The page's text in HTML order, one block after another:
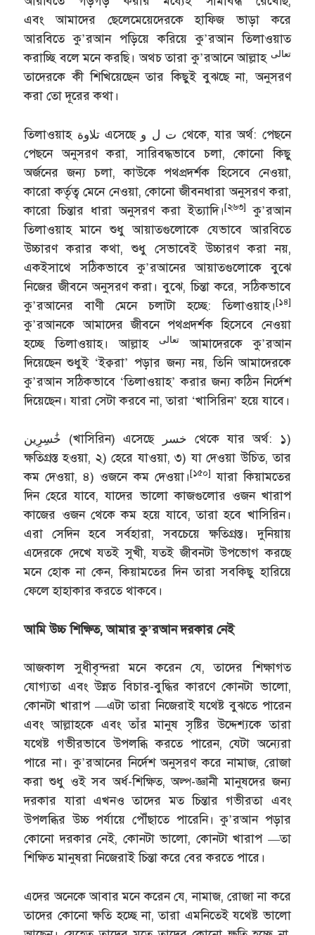
এবং আমাদের ছেলেমেয়েদেরকে হাফিজ ভাড়া করে
আরবিতে কু’রআন পড়িয়ে করিয়ে কু’রআন তিলাওয়াত
করাচ্ছি বলে মনে করছি। অথচ তারা কু’রআনে আল্লাহ تعالى
তাদেরকে কী শিখিয়েছেন তার কিছুই বুঝছে না, অনুসরণ
করা তো দূরের কথা।
তিলাওয়াহ تلاوة এসেছে ت ل و থেকে, যার অর্থ: পেছনে
পেছনে অনুসরণ করা, সারিবদ্ধভাবে চলা, কোনো কিছু
অর্জনের জন্য চলা, কাউকে পথপ্রদর্শক হিসেবে নেওয়া,
কারো কর্তৃত্ব মেনে নেওয়া, কোনো জীবনধারা অনুসরণ করা,
কারো চিন্তার ধারা অনুসরণ করা ইত্যাদি।[২৬৩] কু’রআন
তিলাওয়াহ মানে শুধু আয়াতগুলোকে যেভাবে আরবিতে
উচ্চারণ করার কথা, শুধু সেভাবেই উচ্চারণ করা নয়,
একইসাথে সঠিকভাবে কু’রআনের আয়াতগুলোকে বুঝে
নিজের জীবনে অনুসরণ করা। বুঝে, চিন্তা করে, সঠিকভাবে
কু’রআনের বাণী মেনে চলাটা হচ্ছে: তিলাওয়াহ।[১৪]
কু’রআনকে আমাদের জীবনে পথপ্রদর্শক হিসেবে নেওয়া
হচ্ছে তিলাওয়াহ। আল্লাহ
تعالىআমাদেরকে কু’রআন
দিয়েছেন শুধুই ‘ইক্বরা’ পড়ার জন্য নয়, তিনি আমাদেরকে
কু’রআন সঠিকভাবে ‘তিলাওয়াহ’ করার জন্য কঠিন নির্দেশ
দিয়েছেন। যারা সেটা করবে না, তারা ‘খাসিরিন’ হয়ে যাবে।
خَٰسِرِين (খাসিরিন) এসেছে خسر থেকে যার অর্থ: ১)
ক্ষতিগ্রস্ত হওয়া, ২) হেরে যাওয়া, ৩) যা দেওয়া উচিত, তার
কম দেওয়া, ৪) ওজনে কম দেওয়া।[১৫০] যারা কিয়ামতের
দিন হেরে যাবে, যাদের ভালো কাজগুলোর ওজন খারাপ
কাজের ওজন থেকে কম হয়ে যাবে, তারা হবে খাসিরিন।
এরা সেদিন হবে সর্বহারা, সবচেয়ে ক্ষতিগ্রস্ত। দুনিয়ায়
এদেরকে দেখে যতই সুখী, যতই জীবনটা উপভোগ করছে
মনে হোক না কেন, কিয়ামতের দিন তারা সবকিছু হারিয়ে
ফেলে হাহাকার করতে থাকবে।
আমি উচ্চ শিক্ষিত, আমার কু’রআন দরকার নেই
আজকাল সুধীবৃন্দরা মনে করেন যে, তাদের শিক্ষাগত
যোগ্যতা এবং উন্নত বিচার-বুদ্ধির কারণে কোনটা ভালো,
কোনটা খারাপ —এটা তারা নিজেরাই যথেষ্ট বুঝতে পারেন
এবং আল্লাহকে এবং তাঁর মানুষ সৃষ্টির উদ্দেশ্যকে তারা
যথেষ্ট গভীরভাবে উপলব্ধি করতে পারেন, যেটা অন্যেরা
পারে না। কু’রআনের নির্দেশ অনুসরণ করে নামাজ, রোজা
করা শুধু ওই সব অর্ধ-শিক্ষিত, অল্প-জ্ঞানী মানুষদের জন্য
দরকার যারা এখনও তাদের মত চিন্তার গভীরতা এবং
উপলব্ধির উচ্চ পর্যায়ে পৌঁছাতে পারেনি। কু’রআন পড়ার
কোনো দরকার নেই, কোনটা ভালো, কোনটা খারাপ —তা
শিক্ষিত মানুষরা নিজেরাই চিন্তা করে বের করতে পারে।
এদের অনেকে আবার মনে করেন যে, নামাজ, রোজা না করে
তাদের কোনো ক্ষতি হচ্ছে না, তারা এমনিতেই যথেষ্ট ভালো